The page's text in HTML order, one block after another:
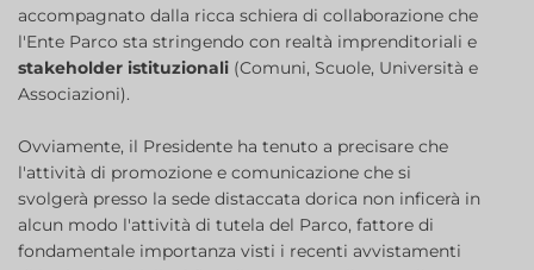
accompagnato dalla ricca schiera di collaborazione che
l'Ente Parco sta stringendo con realtà imprenditoriali e
stakeholder istituzionali (Comuni, Scuole, Università e
Associazioni).
Ovviamente, il Presidente ha tenuto a precisare che
l'attività di promozione e comunicazione che si
svolgerà presso la sede distaccata dorica non inficerà in
alcun modo l'attività di tutela del Parco, fattore di
fondamentale importanza visti i recenti avvistamenti